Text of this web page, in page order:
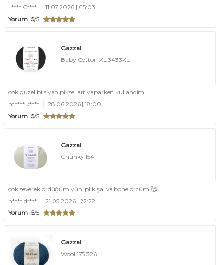
L**** C****
11.07.2026 | 05:03
Yorum 5/5
Gazzal
Baby Cotton XL 3433XL
cok guzel bi siyah piksel art yaparken kullandim
m**** k****
28.06.2026 | 18:00
Yorum 5/5
Gazzal
Chunky 154
çok severek ördüğüm yün iplik şal ve bone ördüm 🥰
h**** d****
21.05.2026 | 22:22
Yorum 5/5
Gazzal
Wool 175 326